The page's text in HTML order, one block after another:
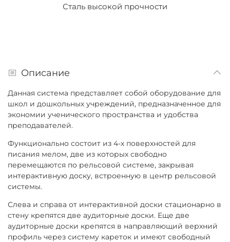
Сталь высокой прочности
Описание
Данная система представляет собой оборудование для
школ и дошкольных учреждений, предназначенное для
экономии ученического пространства и удобства
преподавателей.
Функционально состоит из 4-х поверхностей для
писания мелом, две из которых свободно
перемещаются по рельсовой системе, закрывая
интерактивную доску, встроенную в центр рельсовой
системы.
Слева и справа от интерактивной доски стационарно в
стену крепятся две аудиторные доски. Еще две
аудиторные доски крепятся в направляющий верхний
профиль через систему кареток и имеют свободный